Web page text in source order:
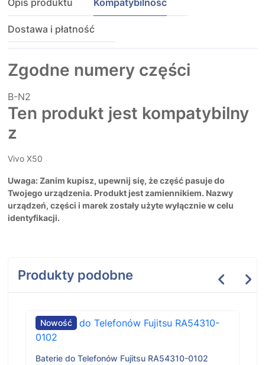
Opis produktu Kompatybilność
Dostawa i płatność
Zgodne numery części
B-N2
Ten produkt jest kompatybilny
z
Vivo X50
Uwaga: Zanim kupisz, upewnij się, że część pasuje do
Twojego urządzenia. Produkt jest zamiennikiem. Nazwy
urządzeń, części i marek zostały użyte wyłącznie w celu
identyfikacji.
Produkty podobne
Nowość
Baterie do Telefonów Fujitsu RA54310-0102